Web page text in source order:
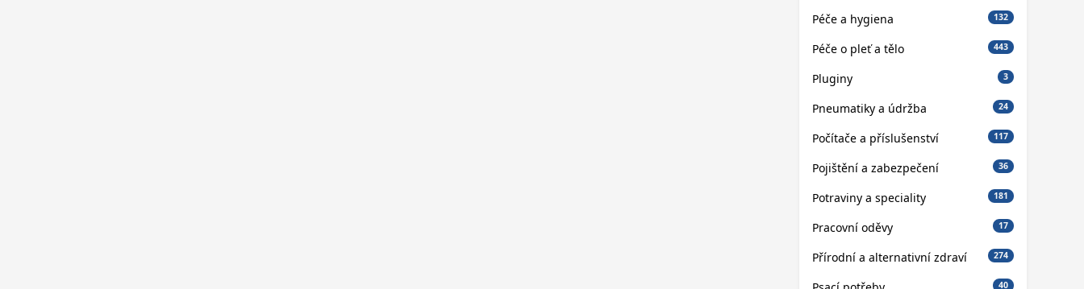
Péče a hygiena 132
Péče o pleť a tělo 443
Pluginy 3
Pneumatiky a údržba 24
Počítače a příslušenství 117
Pojištění a zabezpečení 36
Potraviny a speciality 181
Pracovní oděvy 17
Přírodní a alternativní zdraví 274
40